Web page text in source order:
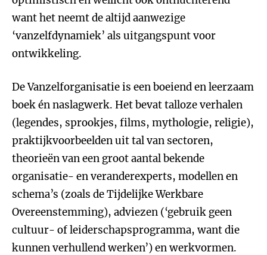
want het neemt de altijd aanwezige
‘vanzelfdynamiek’ als uitgangspunt voor
ontwikkeling.
De Vanzelforganisatie is een boeiend en leerzaam
boek én naslagwerk. Het bevat talloze verhalen
(legendes, sprookjes, films, mythologie, religie),
praktijkvoorbeelden uit tal van sectoren,
theorieën van een groot aantal bekende
organisatie- en veranderexperts, modellen en
schema’s (zoals de Tijdelijke Werkbare
Overeenstemming), adviezen (‘gebruik geen
cultuur- of leiderschapsprogramma, want die
kunnen verhullend werken’) en werkvormen.